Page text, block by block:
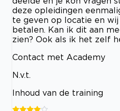
deze opleidingen
te geven op locatie en
betalen. Kan ik dit aan
zien? Ook als ik het zelf
Contact met Academy
N.v.t.
Inhoud van de training